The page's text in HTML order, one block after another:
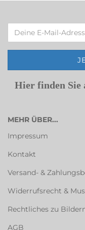
Hier finden Sie
MEHR ÜBER...
Impressum
Kontakt
Versand- &
Widerrufsrecht &
Rechtliches zu
AGB